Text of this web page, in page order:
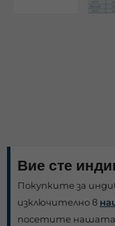
Вие сте
Покупките за
изключително в
посетите нашата